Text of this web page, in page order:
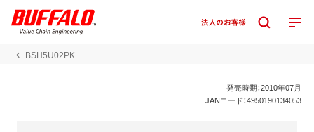
BSH5U02PK
発売時期：2010年07月
JANコード：4950190134053